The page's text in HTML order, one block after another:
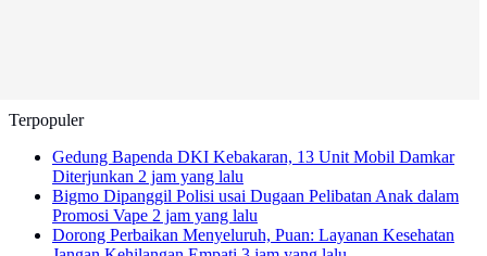
Terpopuler
Gedung Bapenda DKI Kebakaran, 13 Unit Mobil Damkar
Diterjunkan 2 jam yang lalu
Bigmo Dipanggil Polisi usai Dugaan Pelibatan Anak dalam
Promosi Vape 2 jam yang lalu
Dorong Perbaikan Menyeluruh, Puan: Layanan Kesehatan